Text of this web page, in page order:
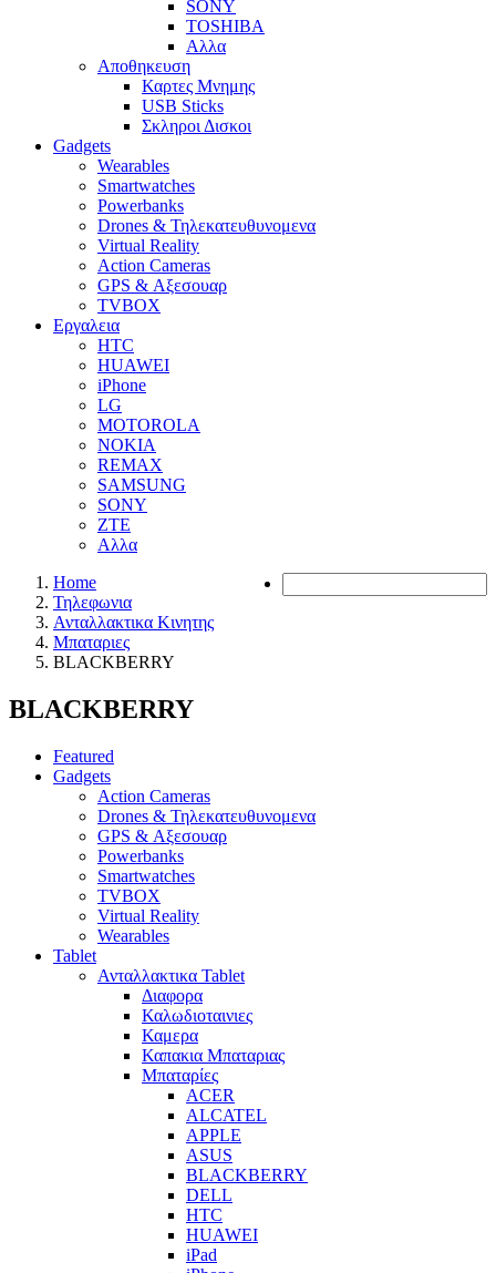
SONY
TOSHIBA
Αλλα
Αποθηκευση
Καρτες Μνημης
USB Sticks
Σκληροι Δισκοι
Gadgets
Wearables
Smartwatches
Powerbanks
Drones & Τηλεκατευθυνομενα
Virtual Reality
Action Cameras
GPS & Αξεσουαρ
TVBOX
Εργαλεια
HTC
HUAWEI
iPhone
LG
MOTOROLA
NOKIA
REMAX
SAMSUNG
SONY
ZTE
Αλλα
Home
Τηλεφωνια
Ανταλλακτικα Κινητης
Μπαταριες
BLACKBERRY
BLACKBERRY
Featured
Gadgets
Action Cameras
Drones & Τηλεκατευθυνομενα
GPS & Αξεσουαρ
Powerbanks
Smartwatches
TVBOX
Virtual Reality
Wearables
Tablet
Ανταλλακτικα Tablet
Διαφορα
Καλωδιοταινιες
Καμερα
Καπακια Μπαταριας
Μπαταρίες
ACER
ALCATEL
APPLE
ASUS
BLACKBERRY
DELL
HTC
HUAWEI
iPad